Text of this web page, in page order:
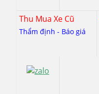
Thu Mua Xe Cũ
Thẩm định - Báo giá